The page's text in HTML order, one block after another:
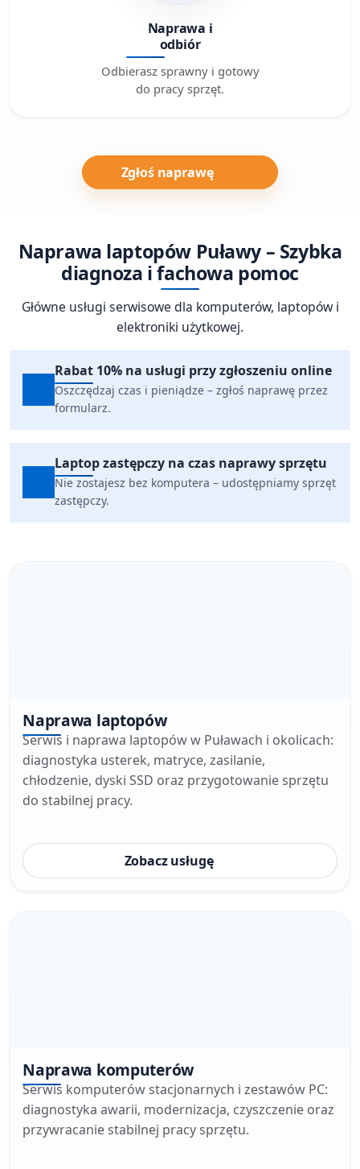
Naprawa i
odbiór
Odbierasz sprawny i gotowy
do pracy sprzęt.
Zgłoś naprawę
Naprawa laptopów Puławy – Szybka
diagnoza i fachowa pomoc
Główne usługi serwisowe dla komputerów, laptopów i
elektroniki użytkowej.
Rabat 10% na usługi przy zgłoszeniu online
Oszczędzaj czas i pieniądze – zgłoś naprawę przez
formularz.
Laptop zastępczy na czas naprawy sprzętu
Nie zostajesz bez komputera – udostępniamy sprzęt
zastępczy.
Naprawa laptopów
Serwis i naprawa laptopów w Puławach i okolicach:
diagnostyka usterek, matryce, zasilanie,
chłodzenie, dyski SSD oraz przygotowanie sprzętu
do stabilnej pracy.
Zobacz usługę
Naprawa komputerów
Serwis komputerów stacjonarnych i zestawów PC:
diagnostyka awarii, modernizacja, czyszczenie oraz
przywracanie stabilnej pracy sprzętu.